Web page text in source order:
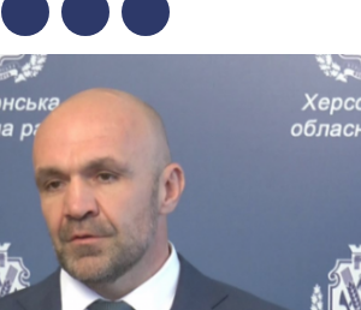
FacebookTwitterTelegram